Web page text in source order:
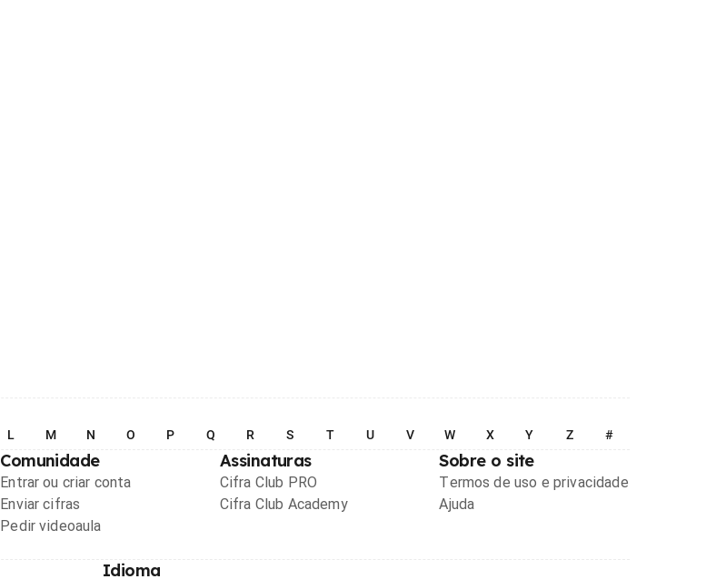
L M N O P Q R S T U V W X Y Z #
Comunidade
Entrar ou criar conta
Enviar cifras
Pedir videoaula
Assinaturas
Cifra Club PRO
Cifra Club Academy
Sobre o site
Termos de uso e privacidade
Ajuda
Idioma